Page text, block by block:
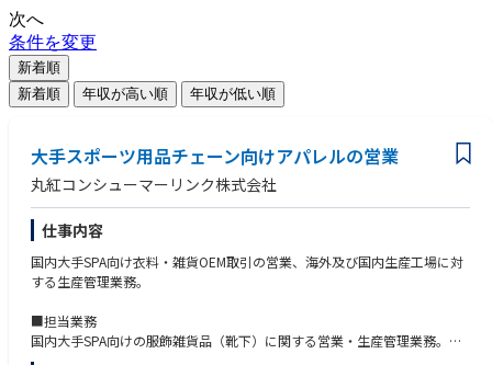
次へ
条件を変更
新着順
新着順
年収が高い順 年収が低い順
大手スポーツ用品チェーン向けアパレルの営業
丸紅コンシューマーリンク株式会社
仕事内容
国内大手SPA向け衣料・雑貨OEM取引の営業、海外及び国内生産工場に対
する生産管理業務。
■担当業務
国内大手SPA向けの服飾雑貨品（靴下）に関する営業・生産管理業務。
・客先への素材、デザイン提案